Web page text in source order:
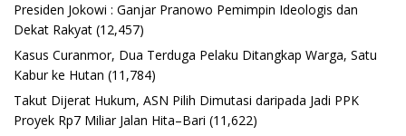
Presiden Jokowi : Ganjar Pranowo Pemimpin Ideologis dan
Dekat Rakyat (12,457)
Kasus Curanmor, Dua Terduga Pelaku Ditangkap Warga, Satu
Kabur ke Hutan (11,784)
Takut Dijerat Hukum, ASN Pilih Dimutasi daripada Jadi PPK
Proyek Rp7 Miliar Jalan Hita–Bari (11,622)